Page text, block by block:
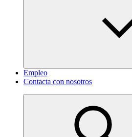
Empleo
Contacta con nosotros